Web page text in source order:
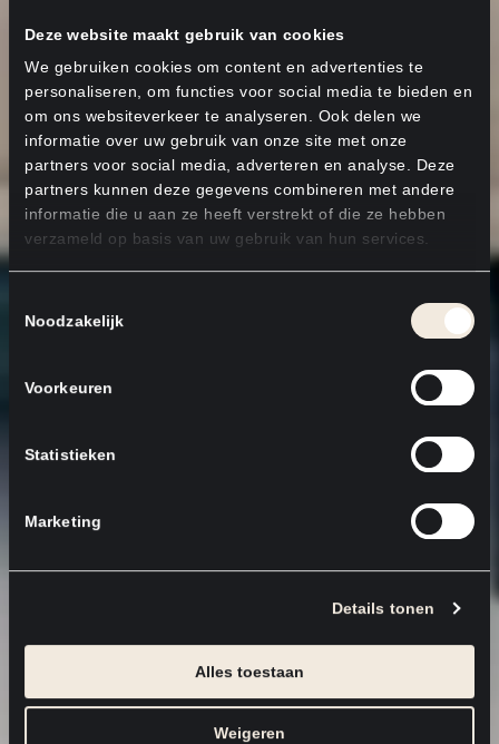
Deze website maakt gebruik van cookies
We gebruiken cookies om content en advertenties te
personaliseren, om functies voor social media te bieden en
om ons websiteverkeer te analyseren. Ook delen we
informatie over uw gebruik van onze site met onze
partners voor social media, adverteren en analyse. Deze
partners kunnen deze gegevens combineren met andere
informatie die u aan ze heeft verstrekt of die ze hebben
verzameld op basis van uw gebruik van hun services.
Noodzakelijk
Voorkeuren
Statistieken
Marketing
Details tonen
Alles toestaan
Weigeren